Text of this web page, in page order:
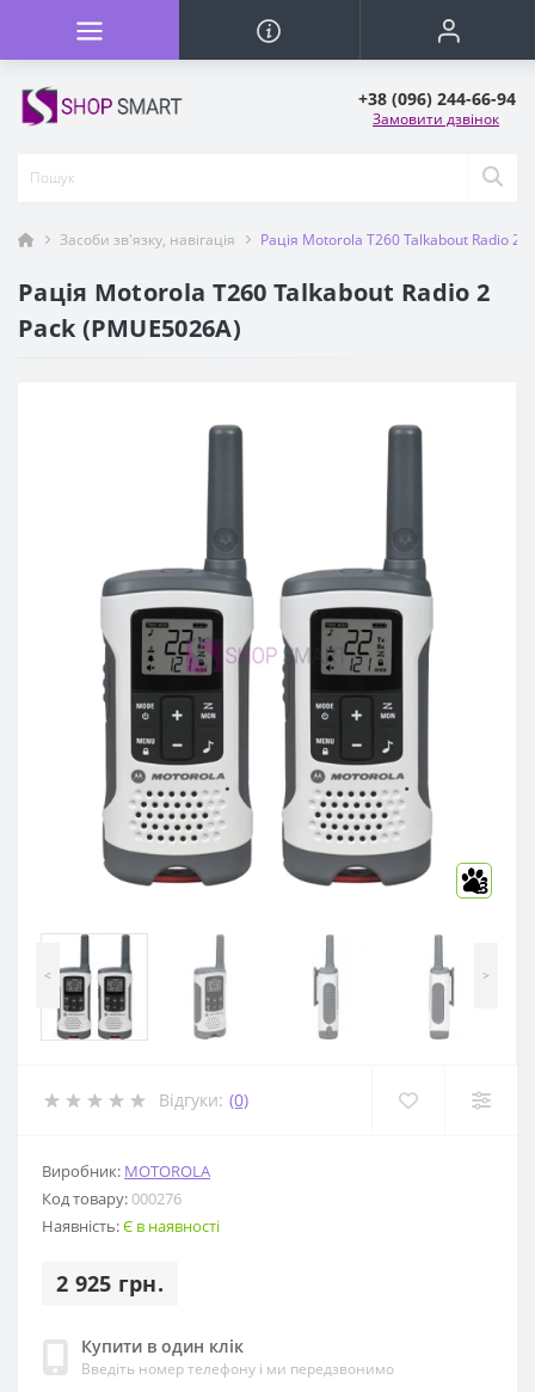
+38 (096) 244-66-94
Замовити дзвінок
Засоби зв'язку, навігація Рація Motorola T260 Talkabout Radio 2
Рація Motorola T260 Talkabout Radio 2
Pack (PMUE5026A)
3
< >
Відгуки: (0)
Виробник: MOTOROLA
Код товару:000276
Наявність:Є в наявності
2 925 грн.
Купити в один клік
Введіть номер телефону і ми передзвонимо